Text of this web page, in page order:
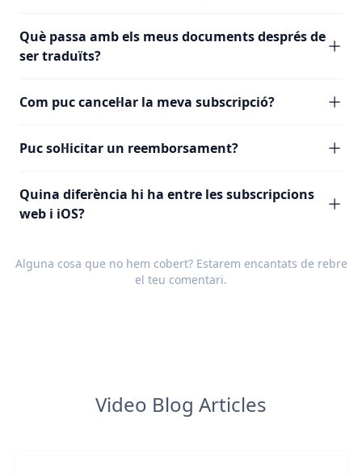
Què passa amb els meus documents després de
ser traduïts?
Com puc cancel·lar la meva subscripció?
Puc sol·licitar un reemborsament?
Quina diferència hi ha entre les subscripcions
web i iOS?
Alguna cosa que no hem cobert? Estarem encantats de rebre
el teu comentari.
Video Blog Articles